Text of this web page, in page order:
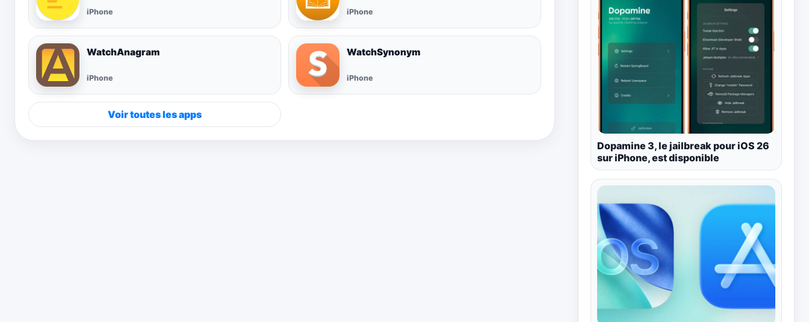
iPhone iPhone
WatchAnagram
iPhone
WatchSynonym
iPhone
Voir toutes les apps
Dopamine 3, le jailbreak pour iOS 26
sur iPhone, est disponible